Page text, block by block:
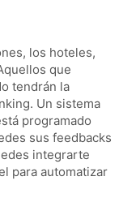
los hoteles,
que
tendrán la
Un sistema
programado
sus feedbacks
integrarte
para automatizar